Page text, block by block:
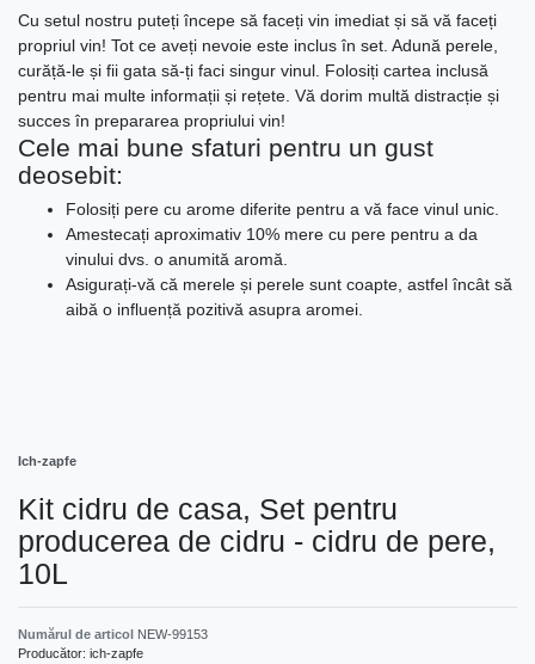
Cu setul nostru puteți începe să faceți vin imediat și să vă faceți
propriul vin! Tot ce aveți nevoie este inclus în set. Adună perele,
curăță-le și fii gata să-ți faci singur vinul. Folosiți cartea inclusă
pentru mai multe informații și rețete. Vă dorim multă distracție și
succes în prepararea propriului vin!
Cele mai bune sfaturi pentru un gust
deosebit:
Folosiți pere cu arome diferite pentru a vă face vinul unic.
Amestecați aproximativ 10% mere cu pere pentru a da
vinului dvs. o anumită aromă.
Asigurați-vă că merele și perele sunt coapte, astfel încât să
aibă o influență pozitivă asupra aromei.
Ich-zapfe
Kit cidru de casa, Set pentru
producerea de cidru - cidru de pere,
10L
Numărul de articol NEW-99153
Producător: ich-zapfe